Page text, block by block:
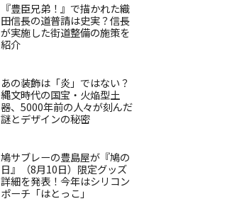
『豊臣兄弟！』で描かれた織
田信長の道普請は史実？信長
が実施した街道整備の施策を
紹介
あの装飾は「炎」ではない？
縄文時代の国宝・火焔型土
器、5000年前の人々が刻んだ
謎とデザインの秘密
鳩サブレーの豊島屋が『鳩の
日』（8月10日）限定グッズ
詳細を発表！今年はシリコン
ポーチ「はとっこ」